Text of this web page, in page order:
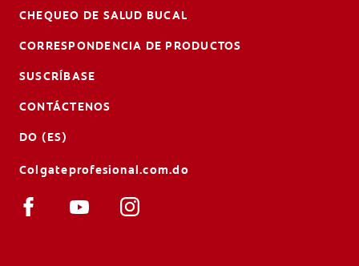
CHEQUEO DE SALUD BUCAL
CORRESPONDENCIA DE PRODUCTOS
SUSCRÍBASE
CONTÁCTENOS
DO (ES)
Colgateprofesional.com.do